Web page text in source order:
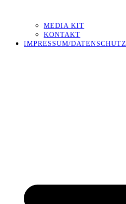
MEDIA KIT
KONTAKT
IMPRESSUM/DATENSCHUTZ